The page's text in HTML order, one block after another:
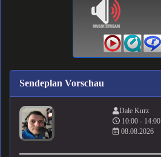
Sendeplan Vorschau
Dale Kurz
10:00 - 14:00
08.08.2026